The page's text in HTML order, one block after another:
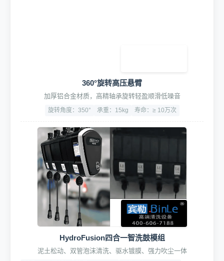
360°旋转高压悬臂
加厚铝合金材质，高精轴承旋转轻盈顺滑低噪音
旋转角度：350° 承重：15kg 寿命：≥ 10万次
HydroFusion四合一智洗鼓模组
泥土松动、双管泡沫清洗、驱水镀膜、强力吹尘一体